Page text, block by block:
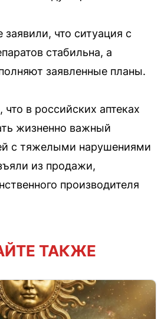
заявили, что ситуация с
стабильна, а
заявленные планы.
в российских аптеках
жизненно важный
с тяжелыми нарушениями
из продажи,
производителя
ТАКЖЕ